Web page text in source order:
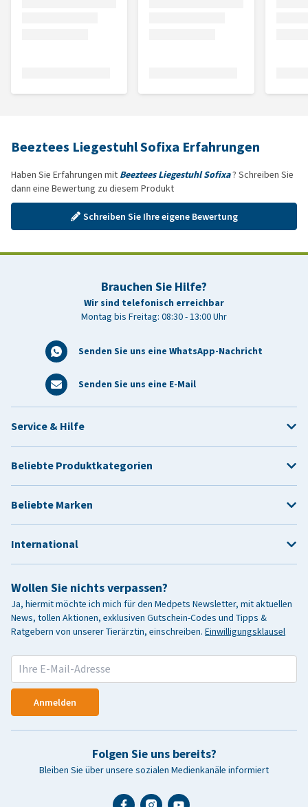
Beeztees Liegestuhl Sofixa Erfahrungen
Haben Sie Erfahrungen mit Beeztees Liegestuhl Sofixa? Schreiben Sie
dann eine Bewertung zu diesem Produkt
Schreiben Sie Ihre eigene Bewertung
Brauchen Sie Hilfe?
Wir sind telefonisch erreichbar
Montag bis Freitag: 08:30 - 13:00 Uhr
Senden Sie uns eine WhatsApp-Nachricht
Senden Sie uns eine E-Mail
Wollen Sie nichts verpassen?
Ja, hiermit möchte ich mich für den Medpets Newsletter, mit aktuellen
News, tollen Aktionen, exklusiven Gutschein-Codes und Tipps &
Ratgebern von unserer Tierärztin, einschreiben. Einwilligungsklausel
Anmelden
Folgen Sie uns bereits?
Bleiben Sie über unsere sozialen Medienkanäle informiert
Service & Hilfe
Beliebte Produktkategorien
Beliebte Marken
International